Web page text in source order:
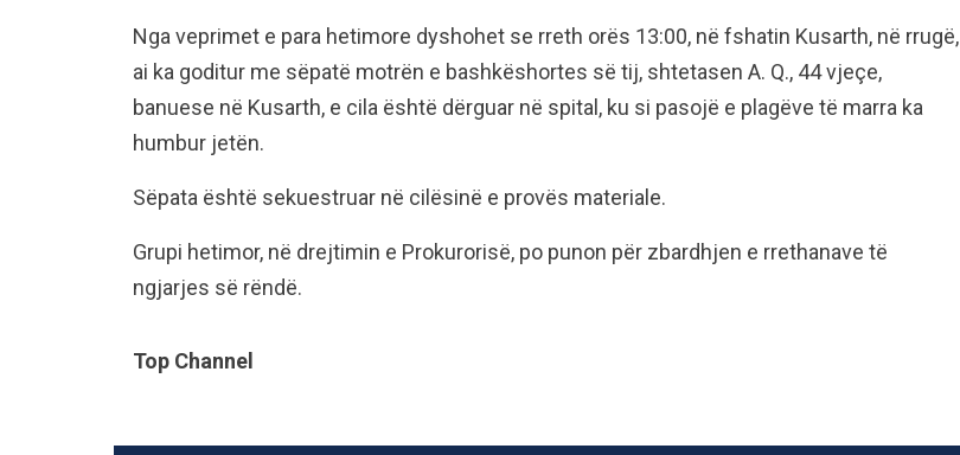
Nga veprimet e para hetimore dyshohet se rreth orës 13:00, në fshatin Kusarth, në rrugë,
ai ka goditur me sëpatë motrën e bashkëshortes së tij, shtetasen A. Q., 44 vjeçe,
banuese në Kusarth, e cila është dërguar në spital, ku si pasojë e plagëve të marra ka
humbur jetën.
Sëpata është sekuestruar në cilësinë e provës materiale.
Grupi hetimor, në drejtimin e Prokurorisë, po punon për zbardhjen e rrethanave të
ngjarjes së rëndë.
Top Channel